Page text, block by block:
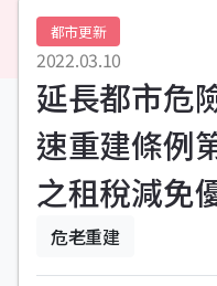
都市更新
2022.03.10
延長都市危
速重建條例
之租稅減免
危老重建